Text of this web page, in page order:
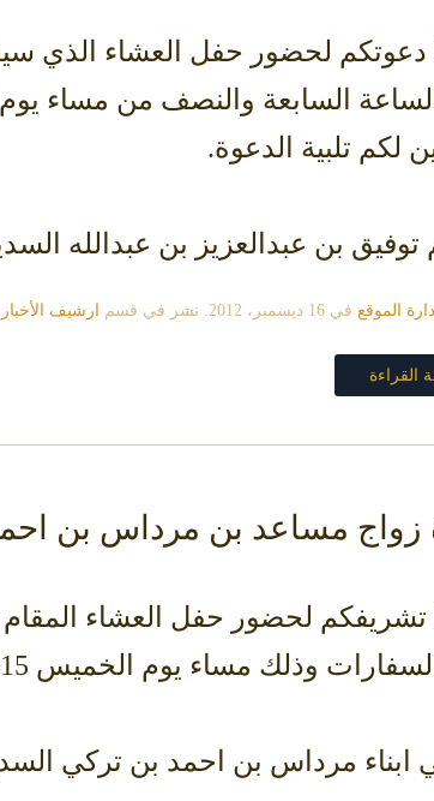
دعوتكم لحضور حفل العشاء الذي
لكم تلبية الدعوة.
توفيق بن عبدالعزيز بن عبدالله
إدارة الموقع في 16 ديسمبر، 2012 . نشر في قسم ارشيف الأخبار
القراءة
زواج مساعد بن مرداس بن
تشريفكم لحضور حفل العشاء
وذلك مساء يوم الخميس 15-1-1434 الموافق 29-11-2012
ابناء مرداس بن احمد بن تركي